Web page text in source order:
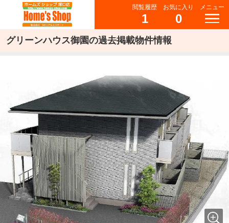
閲覧履歴
1
お気に入り
0
メニュー
グリーンハウス御園の過去掲載物件情報